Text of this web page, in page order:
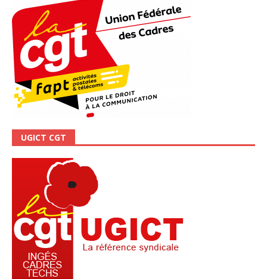
UGICT CGT